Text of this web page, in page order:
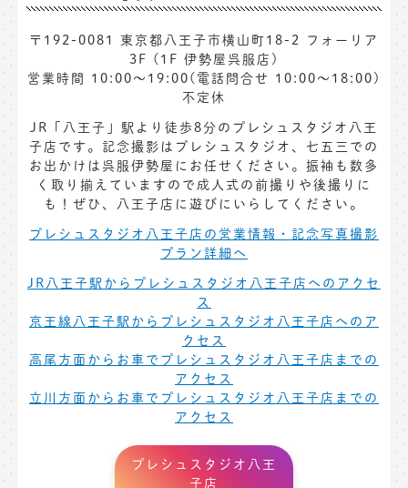
〒192-0081 東京都八王子市横山町18-2 フォーリア
3F (1F 伊勢屋呉服店)
営業時間 10:00〜19:00(電話問合せ 10:00〜18:00)
不定休
JR「八王子」駅より徒歩8分のプレシュスタジオ八王
子店です。記念撮影はプレシュスタジオ、七五三での
お出かけは呉服伊勢屋にお任せください。振袖も数多
く取り揃えていますので成人式の前撮りや後撮りに
も！ぜひ、八王子店に遊びにいらしてください。
プレシュスタジオ八王子店の営業情報・記念写真撮影
プラン詳細へ
JR八王子駅からプレシュスタジオ八王子店へのアクセ
ス
京王線八王子駅からプレシュスタジオ八王子店へのア
クセス
高尾方面からお車でプレシュスタジオ八王子店までの
アクセス
立川方面からお車でプレシュスタジオ八王子店までの
アクセス
プレシュスタジオ八王
子店